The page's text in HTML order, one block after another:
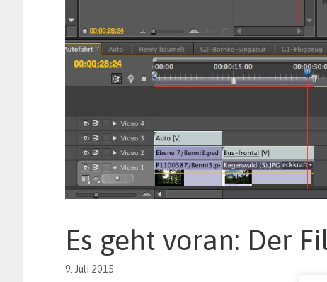
Es geht voran: Der
9. Juli 2015